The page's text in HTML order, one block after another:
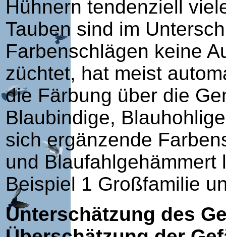
Hühnern tendenziell
Tauben sind im
Farbenschlägen keine
züchtet, hat meist
die Färbung über die
Blaubindige,
sich ergänzende
und
Beispiel 1 Großfamilie
Unterschätzung des